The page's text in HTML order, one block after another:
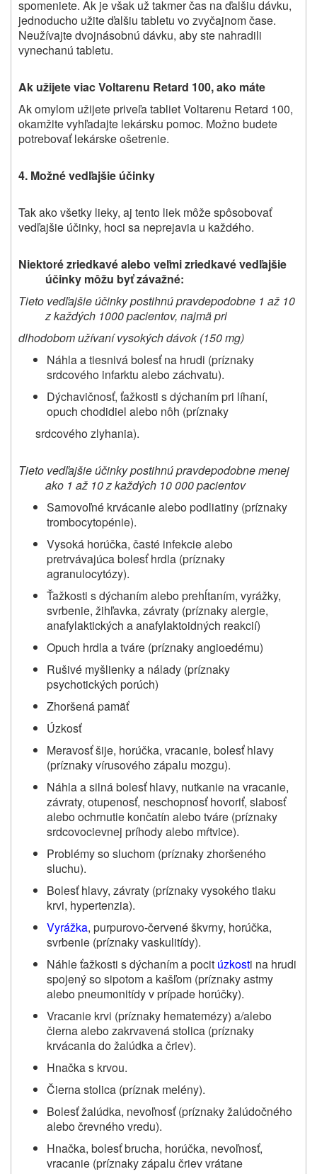
spomeniete. Ak je však už takmer čas na ďalšiu dávku,
jednoducho užite ďalšiu tabletu vo zvyčajnom čase.
Neužívajte dvojnásobnú dávku, aby ste nahradili
vynechanú tabletu.
Ak užijete viac Voltarenu Retard 100, ako máte
Ak omylom užijete priveľa tabliet Voltarenu Retard 100,
okamžite vyhľadajte lekársku pomoc. Možno budete
potrebovať lekárske ošetrenie.
4. Možné vedľajšie účinky
Tak ako všetky lieky, aj tento liek môže spôsobovať
vedľajšie účinky, hoci sa neprejavia u každého.
Niektoré zriedkavé alebo veľmi zriedkavé vedľajšie
účinky môžu byť závažné:
Tieto vedľajšie účinky postihnú pravdepodobne 1 až 10
z každých 1000 pacientov, najmä pri
dlhodobom užívaní vysokých dávok (150 mg)
Náhla a tiesnivá bolesť na hrudi (príznaky
srdcového infarktu alebo záchvatu).
Dýchavičnosť, ťažkosti s dýchaním pri líhaní,
opuch chodidiel alebo nôh (príznaky
srdcového zlyhania).
Tieto vedľajšie účinky postihnú pravdepodobne menej
ako 1 až 10 z každých 10 000 pacientov
Samovoľné krvácanie alebo podliatiny (príznaky
trombocytopénie).
Vysoká horúčka, časté infekcie alebo
pretrvávajúca bolesť hrdla (príznaky
agranulocytózy).
Ťažkosti s dýchaním alebo prehĺtaním, vyrážky,
svrbenie, žihľavka, závraty (príznaky alergie,
anafylaktických a anafylaktoidných reakcií)
Opuch hrdla a tváre (príznaky angioedému)
Rušivé myšlienky a nálady (príznaky
psychotických porúch)
Zhoršená pamäť
Úzkosť
Meravosť šije, horúčka, vracanie, bolesť hlavy
(príznaky vírusového zápalu mozgu).
Náhla a silná bolesť hlavy, nutkanie na vracanie,
závraty, otupenosť, neschopnosť hovoriť, slabosť
alebo ochrnutie končatín alebo tváre (príznaky
srdcovocievnej príhody alebo mŕtvice).
Problémy so sluchom (príznaky zhoršeného
sluchu).
Bolesť hlavy, závraty (príznaky vysokého tlaku
krvi, hypertenzia).
Vyrážka, purpurovo-červené škvrny, horúčka,
svrbenie (príznaky vaskulitídy).
Náhle ťažkosti s dýchaním a pocit úzkosti na hrudi
spojený so sipotom a kašľom (príznaky astmy
alebo pneumonitídy v prípade horúčky).
Vracanie krvi (príznaky hematemézy) a/alebo
čierna alebo zakrvavená stolica (príznaky
krvácania do žalúdka a čriev).
Hnačka s krvou.
Čierna stolica (príznak melény).
Bolesť žalúdka, nevoľnosť (príznaky žalúdočného
alebo črevného vredu).
Hnačka, bolesť brucha, horúčka, nevoľnosť,
vracanie (príznaky zápalu čriev vrátane